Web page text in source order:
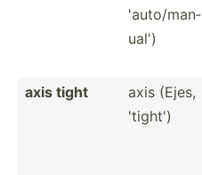
'auto/­man­
ual')
axis tight
axis (Ejes,
'tight')